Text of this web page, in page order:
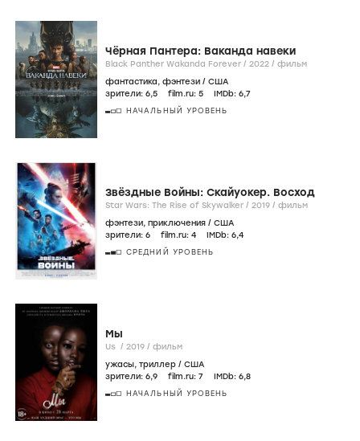
Чёрная Пантера: Ваканда навеки
Black Panther Wakanda Forever / 2022 / фильм
фантастика, фэнтези / США
зрители: 6,5 film.ru: 5 IMDb: 6,7
НАЧАЛЬНЫЙ УРОВЕНЬ
Звёздные Войны: Скайуокер. Восход
Star Wars: The Rise of Skywalker / 2019 / фильм
фэнтези, приключения / США
зрители: 6 film.ru: 4 IMDb: 6,4
СРЕДНИЙ УРОВЕНЬ
Мы
Us / 2019 / фильм
ужасы, триллер / США
зрители: 6,9 film.ru: 7 IMDb: 6,8
НАЧАЛЬНЫЙ УРОВЕНЬ